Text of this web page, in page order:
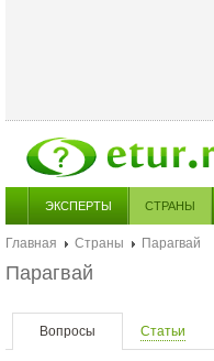
ЭКСПЕРТЫ СТРАНЫ
Главная Страны
Парагвай
Парагвай
Вопросы Статьи